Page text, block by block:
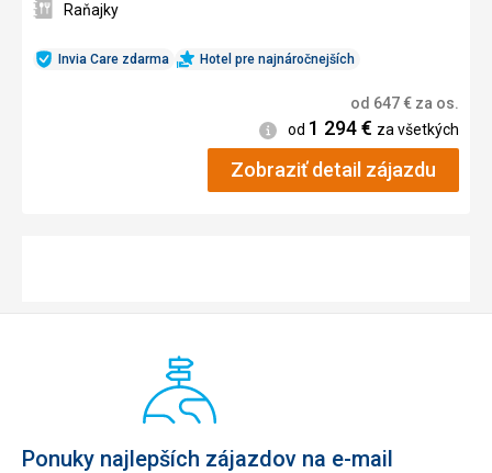
Invia Care zdarma Hotel pre najnáročnejších
Raňajky
od 647€ za os.
Informácie
od 1 294€ za všetkých
Zobraziť detail zájazdu
Ponuky najlepších zájazdov na e-mail